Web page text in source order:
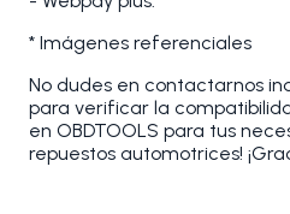
* Imágenes referenciales
No dudes en contactarnos
para verificar la
en OBDTOOLS para tus
repuestos automotrices!